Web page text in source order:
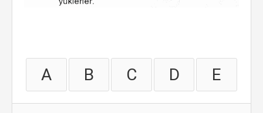
A B C D E